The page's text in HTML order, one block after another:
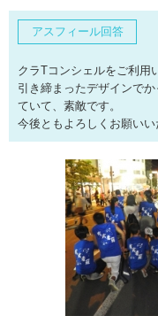
アスフィール回答
クラTコンシェルをご利用
引き締まったデザインで
ていて、素敵です。
今後ともよろしくお願いい